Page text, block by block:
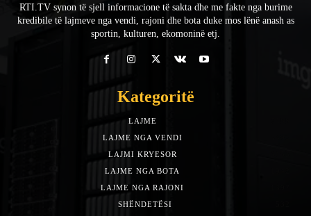
RTI.TV synon të sjell informacione të sakta dhe me fakte nga burime
kredibile të lajmeve nga vendi, rajoni dhe bota duke mos lënë anash as
sportin, kulturen, ekomoninë etj.
Kategoritë
LAJME
LAJME NGA VENDI
LAJMI KRYESOR
LAJME NGA BOTA
LAJME NGA RAJONI
SHËNDETËSI